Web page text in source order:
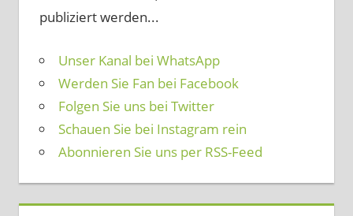
publiziert werden...
Unser Kanal bei WhatsApp
Werden Sie Fan bei Facebook
Folgen Sie uns bei Twitter
Schauen Sie bei Instagram rein
Abonnieren Sie uns per RSS-Feed